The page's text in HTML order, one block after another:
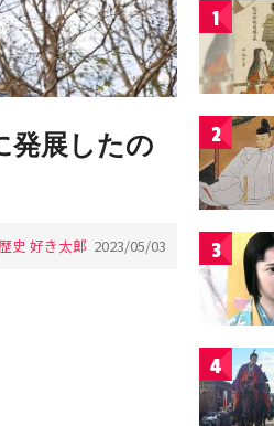
発展したの
史 好き太郎 2023/05/03
1
2
3
4